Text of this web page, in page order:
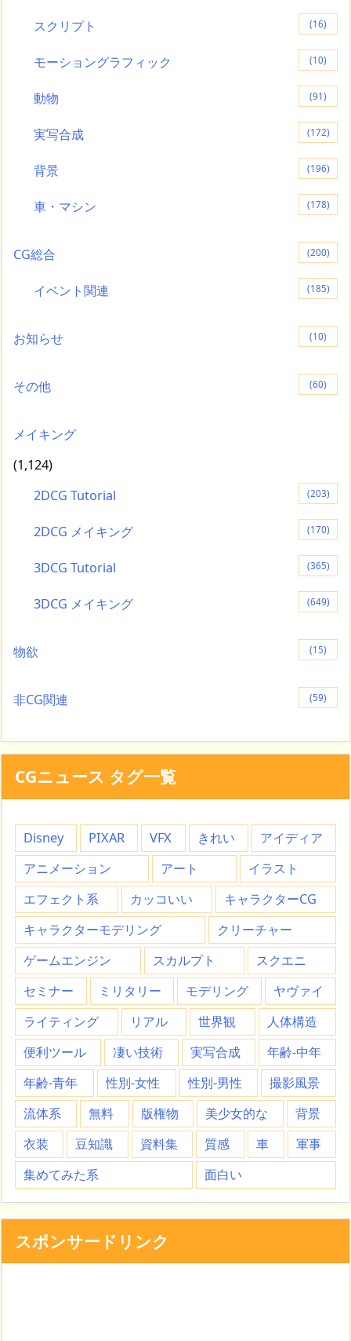
スクリプト (16)
モーショングラフィック (10)
動物 (91)
実写合成 (172)
背景 (196)
車・マシン (178)
CG総合 (200)
イベント関連 (185)
お知らせ (10)
その他 (60)
メイキング
(1,124)
2DCG Tutorial
(203)
2DCG メイキング (170)
3DCG Tutorial (365)
3DCG メイキング (649)
物欲 (15)
非CG関連 (59)
CGニュース タグ一覧
Disney PIXAR VFX きれい
アイディア
アニメーション
アート
イラスト
エフェクト系
カッコいい
キャラクターCG
キャラクターモデリング
クリーチャー
ゲームエンジン
スカルプト
スクエニ
セミナー
ミリタリー モデリング
ヤヴァイ
ライティング
リアル 世界観
人体構造
便利ツール
凄い技術 実写合成
年齢-中年
年齢-青年
性別-女性 性別-男性
撮影風景
流体系
無料 版権物 美少女的な
背景
衣装
豆知識 資料集 質感 車
軍事
集めてみた系
面白い
スポンサードリンク